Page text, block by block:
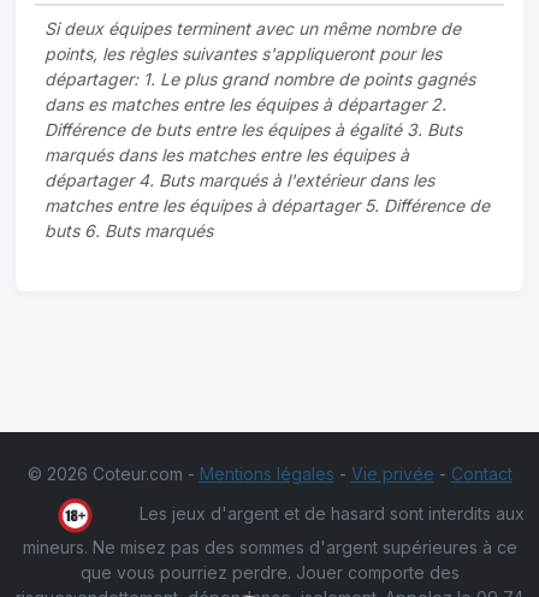
Si deux équipes terminent avec un même nombre de
points, les règles suivantes s'appliqueront pour les
départager: 1. Le plus grand nombre de points gagnés
dans es matches entre les équipes à départager 2.
Différence de buts entre les équipes à égalité 3. Buts
marqués dans les matches entre les équipes à
départager 4. Buts marqués à l'extérieur dans les
matches entre les équipes à départager 5. Différence de
buts 6. Buts marqués
© 2026 Coteur.com - Mentions légales - Vie privée - Contact
Les jeux d'argent et de hasard sont interdits aux
mineurs. Ne misez pas des sommes d'argent supérieures à ce
que vous pourriez perdre. Jouer comporte des